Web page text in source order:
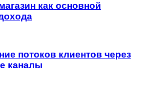
как основной
потоков клиентов через
каналы